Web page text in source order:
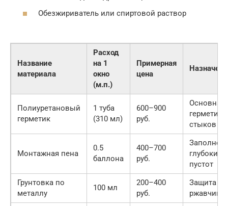
Обезжириватель или спиртовой раствор
Название
материала
Расход
на 1
окно
(м.п.)
Примерная
цена
Полиуретановый
герметик
1 туба
(310 мл)
600–900
руб.
Основная
стыков
Монтажная пена
0.5
баллона
400–700
руб.
глубоких
пустот
Грунтовка по
металлу
100 мл
200–400
руб.
Защита от
ржавчины